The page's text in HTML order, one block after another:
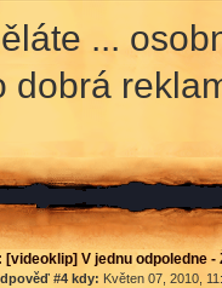
...
dobrá
[videoklip] V jednu odpoledne
#4 kdy: Květen 07, 2010,